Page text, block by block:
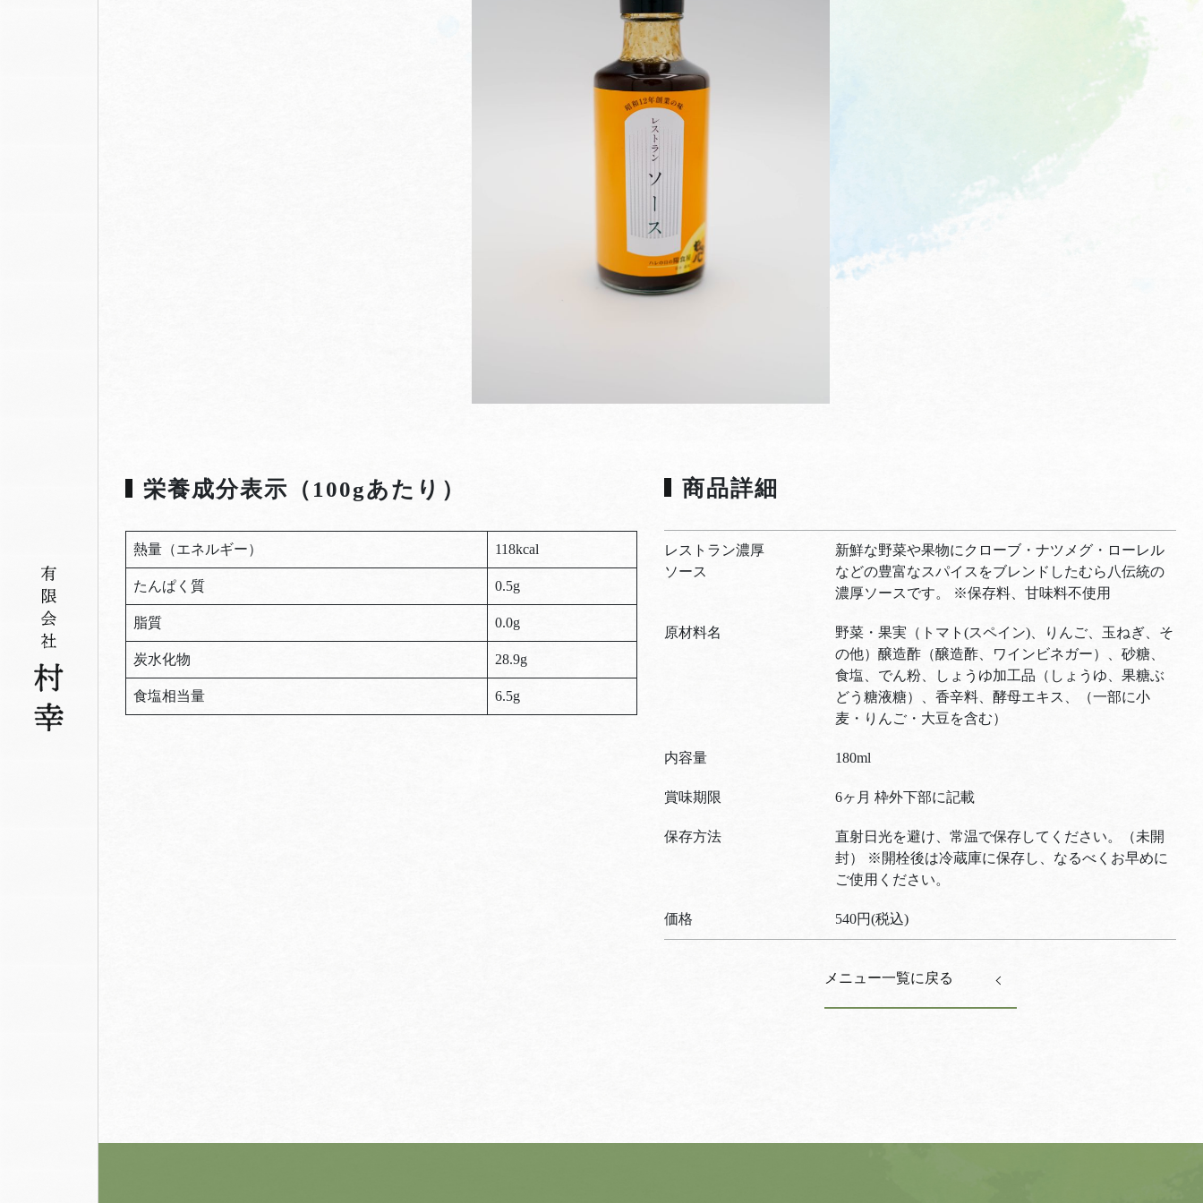
栄養成分表示（100gあたり）
熱量（エネルギー） 118kcal
たんぱく質 0.5g
脂質 0.0g
炭水化物 28.9g
食塩相当量 6.5g
商品詳細
レストラン濃厚
ソース
新鮮な野菜や果物にクローブ・ナツメグ・ローレル
などの豊富なスパイスをブレンドしたむら八伝統の
濃厚ソースです。 ※保存料、甘味料不使用
原材料名
野菜・果実（トマト(スペイン)、りんご、玉ねぎ、そ
の他）醸造酢（醸造酢、ワインビネガー）、砂糖、
食塩、でん粉、しょうゆ加工品（しょうゆ、果糖ぶ
どう糖液糖）、香辛料、酵母エキス、（一部に小
麦・りんご・大豆を含む）
内容量 180ml
賞味期限 6ヶ月 枠外下部に記載
保存方法
直射日光を避け、常温で保存してください。（未開
封） ※開栓後は冷蔵庫に保存し、なるべくお早めに
ご使用ください。
価格 540円(税込)
メニュー一覧に戻る